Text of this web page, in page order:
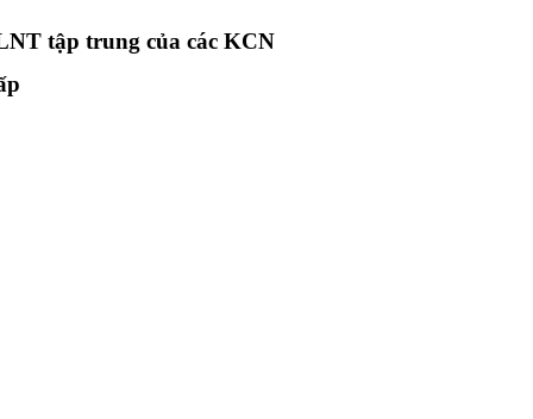
tập trung của các KCN